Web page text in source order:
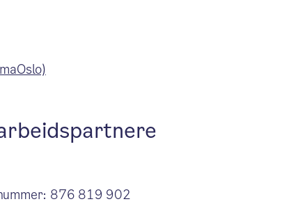
876 819 902